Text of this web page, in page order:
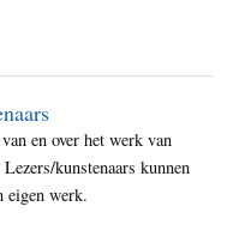
en over het werk van
kunstenaars kunnen
eigen werk.